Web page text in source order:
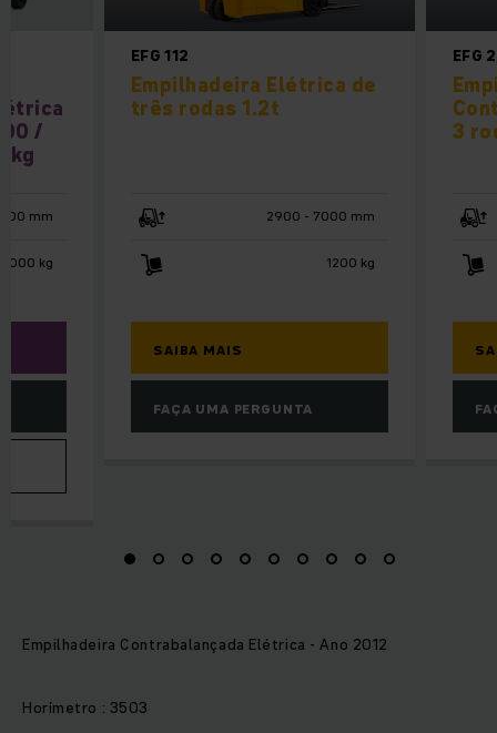
EFG 112
Empilhadeira Elétrica de
três rodas 1.2t
2900 - 7000 mm
1200 kg
SAIBA MAIS
FAÇA UMA PERGUNTA
EFG
3
/
kg
mm
kg
Empilhadeira Contrabalançada Elétrica - Ano 2012
Horímetro : 3503